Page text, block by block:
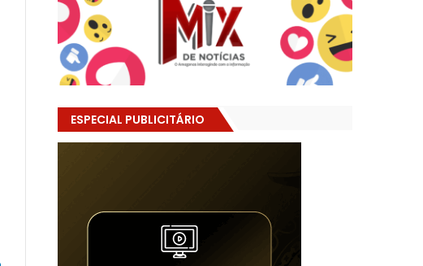
ESPECIAL PUBLICITÁRIO